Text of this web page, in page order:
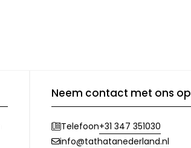
Neem contact met ons op
Telefoon+31 347 351030
info@tathatanederland.nl